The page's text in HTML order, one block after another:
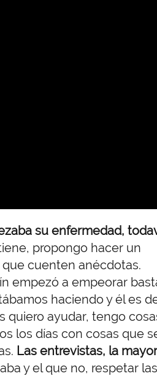
su enfermedad,
propongo hacer un
cuenten anécdotas.
empezó a empeorar
haciendo y él es
quiero ayudar, tengo
los días con cosas que
Las entrevistas, la
y el que no, respetar las